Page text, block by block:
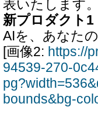
表いたします。
新プロダクト1
AIを、あなた
[画像2: https://
94539-270-
bounds&bg-